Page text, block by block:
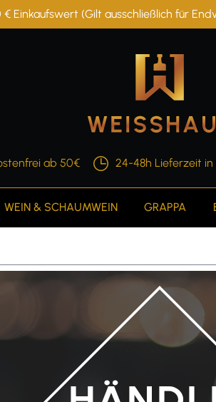
Einkaufswert (Gilt ausschließlich für
ab 50€ 24-48h Lieferzeit in
WEIN & SCHAUMWEIN GRAPPA